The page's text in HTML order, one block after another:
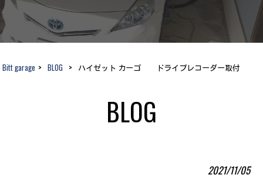
Bitt garage > BLOG > ハイゼット カーゴ ドライブレコーダー取付
BLOG
2021/11/05